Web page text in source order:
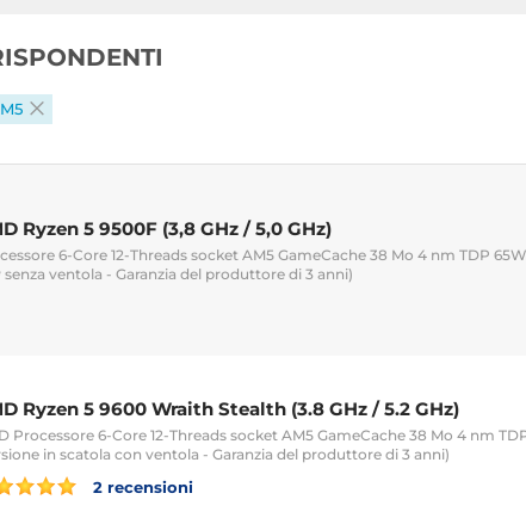
Ryzen 5 9500F (3,8 GHz / 5,0 GHz)
6-Core 12-Threads socket AM5 GameCache 38 Mo 4 nm TDP
senza ventola - Garanzia del produttore di 3 anni)
Ryzen 5 9600 Wraith Stealth (3.8 GHz / 5.2 GHz)
Processore 6-Core 12-Threads socket AM5 GameCache 38 Mo 4 nm
in scatola con ventola - Garanzia del produttore di 3 anni)
2 recensioni